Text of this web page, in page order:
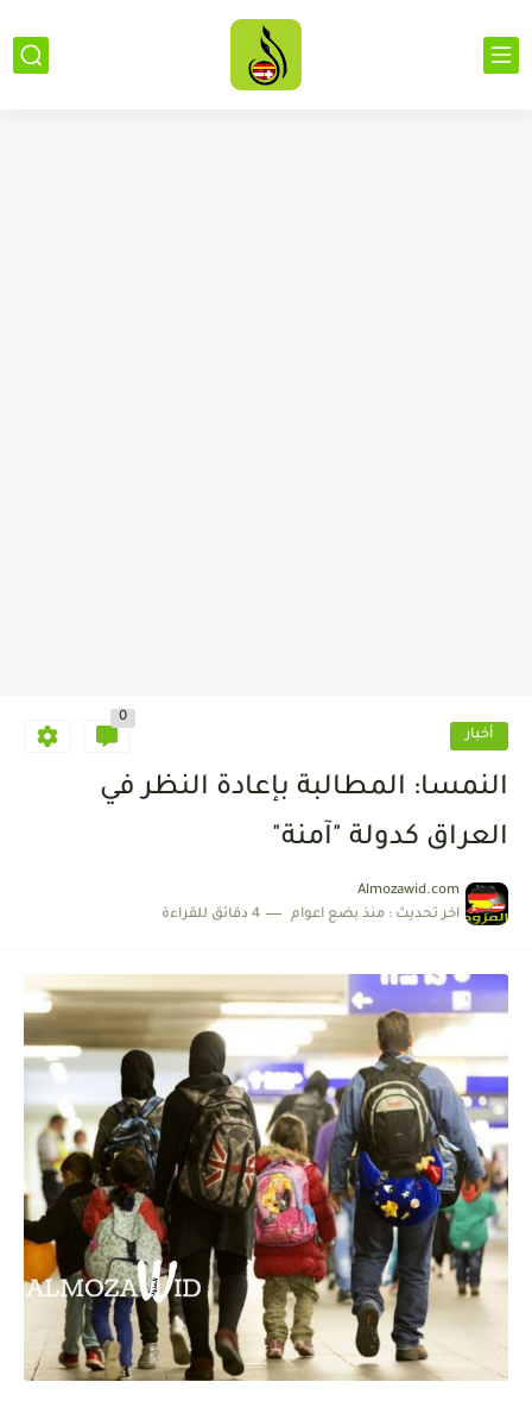
أخبار
0
النمسا: المطالبة بإعادة النظر في
العراق كدولة "آمنة"
Almozawid.com
اخر تحديث : منذ بضع اعوام 4 دقائق للقراءة